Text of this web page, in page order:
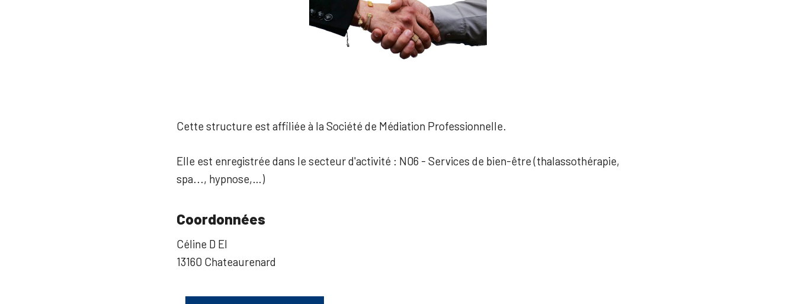
Cette structure est affiliée à la Société de Médiation Professionnelle.
Elle est enregistrée dans le secteur d'activité : N06 - Services de bien-être (thalassothérapie,
spa..., hypnose,…)
Coordonnées
Céline D EI
13160 Chateaurenard